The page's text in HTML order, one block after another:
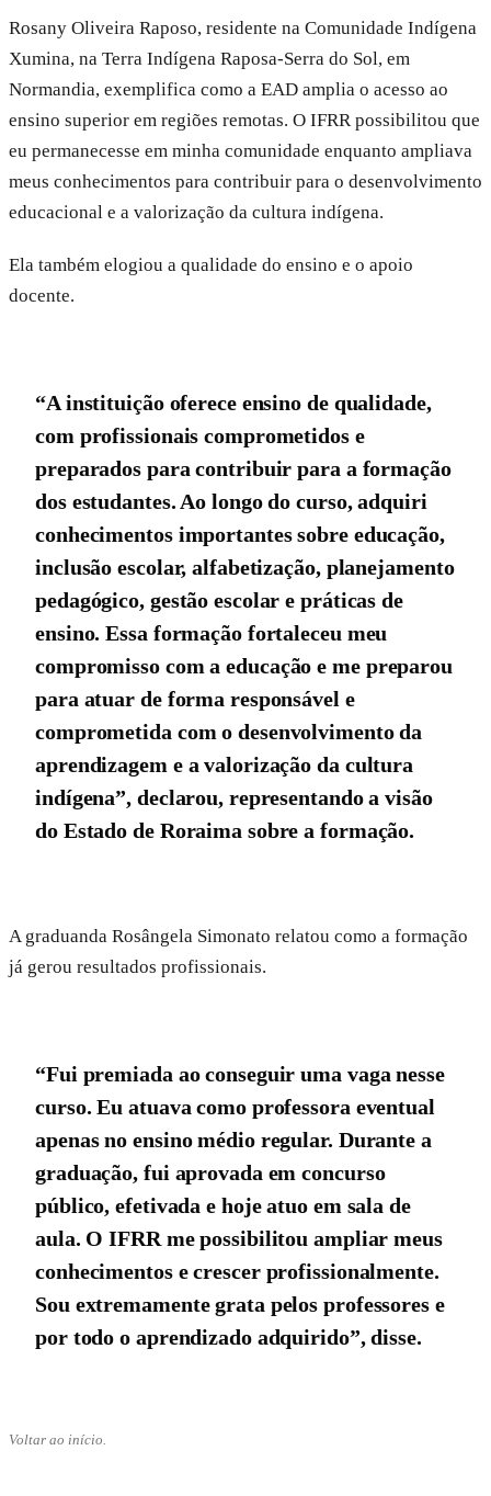
Rosany Oliveira Raposo, residente na Comunidade Indígena
Xumina, na Terra Indígena Raposa-Serra do Sol, em
Normandia, exemplifica como a EAD amplia o acesso ao
ensino superior em regiões remotas. O IFRR possibilitou que
eu permanecesse em minha comunidade enquanto ampliava
meus conhecimentos para contribuir para o desenvolvimento
educacional e a valorização da cultura indígena.
Ela também elogiou a qualidade do ensino e o apoio
docente.
“A instituição oferece ensino de qualidade,
com profissionais comprometidos e
preparados para contribuir para a formação
dos estudantes. Ao longo do curso, adquiri
conhecimentos importantes sobre educação,
inclusão escolar, alfabetização, planejamento
pedagógico, gestão escolar e práticas de
ensino. Essa formação fortaleceu meu
compromisso com a educação e me preparou
para atuar de forma responsável e
comprometida com o desenvolvimento da
aprendizagem e a valorização da cultura
indígena”, declarou, representando a visão
do Estado de Roraima sobre a formação.
A graduanda Rosângela Simonato relatou como a formação
já gerou resultados profissionais.
“Fui premiada ao conseguir uma vaga nesse
curso. Eu atuava como professora eventual
apenas no ensino médio regular. Durante a
graduação, fui aprovada em concurso
público, efetivada e hoje atuo em sala de
aula. O IFRR me possibilitou ampliar meus
conhecimentos e crescer profissionalmente.
Sou extremamente grata pelos professores e
por todo o aprendizado adquirido”, disse.
Voltar ao início.